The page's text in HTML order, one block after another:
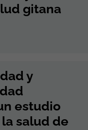
gitana
y
estudio
salud de